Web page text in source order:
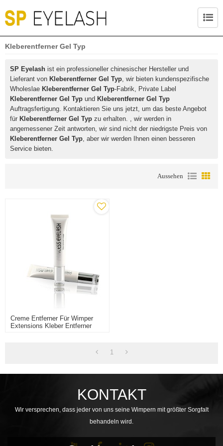
Kleberentferner Gel Typ
SP Eyelash ist ein professioneller chinesischer Hersteller und
Lieferant von Kleberentferner Gel Typ, wir bieten kundenspezifische
Wholeslae Kleberentferner Gel Typ-Fabrik, Private Label
Kleberentferner Gel Typ und Kleberentferner Gel Typ
Auftragsfertigung. Kontaktieren Sie uns jetzt, um das beste Angebot
für Kleberentferner Gel Typ zu erhalten. , wir werden in
angemessener Zeit antworten, wir sind nicht der niedrigste Preis von
Kleberentferner Gel Typ, aber wir werden Ihnen einen besseren
Service bieten.
Aussehen
Creme Entferner Für Wimper
Extensions Kleber Entferner
1
KONTAKT
Wir versprechen, dass jeder von uns seine Wimpern mit größter Sorgfalt
behandeln wird.